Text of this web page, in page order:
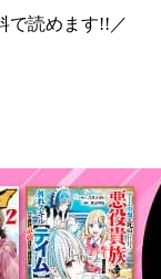
で読めます!!／